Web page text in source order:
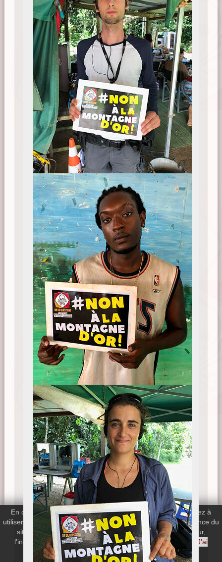
En continuant votre navigation sur le site, vous nous autorisez à
utiliser les cookies de Google Analytics afin de mesurer l'audience du
site web. Si vous désactivez les cookies de votre navigateur,
l'intégralité du site web reste disponible.En savoir plus
J'ai
compris